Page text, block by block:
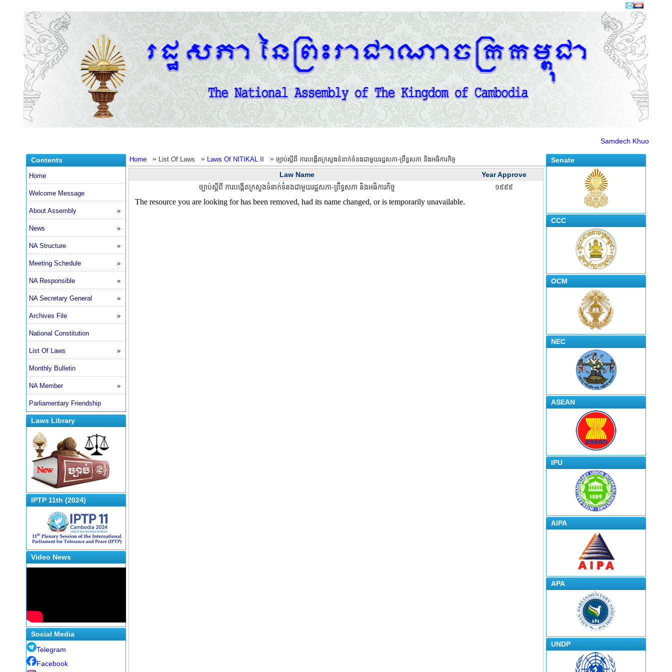
Samdech Khuon
Contents
Home
Welcome Message
About Assembly »
News »
NA Structure »
Meeting Schedule »
NA Responsible »
NA Secretary General »
Archives File »
National Constitution
List Of Laws »
Monthly Bulletin
NA Member »
Parliamentary Friendship
Laws Library
IPTP 11th (2024)
Video News
Social Media
Telegram
Facebook
Home » List Of Laws » Laws Of NITIKAL II » ច្បាប់ស្តីពី ការបង្កើតក្រសួងទំនាក់ទំនងជាមួយរដ្ឋសភា-ព្រឹទ្ធសភា និងអធិការកិច្ច
Law Name
Year Approve
ច្បាប់ស្តីពី ការបង្កើតក្រសួងទំនាក់ទំនងជាមួយរដ្ឋសភា-ព្រឹទ្ធសភា និងអធិការកិច្ច
១៩៩៩
Senate
CCC
OCM
NEC
ASEAN
IPU
AIPA
APA
UNDP